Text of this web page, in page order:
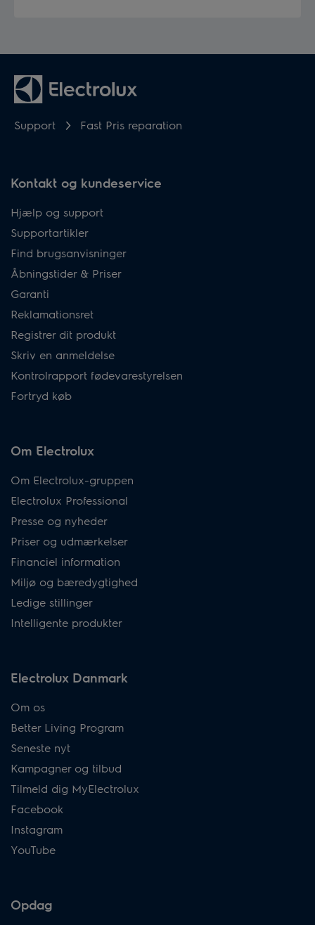
Support Fast Pris reparation
Kontakt og kundeservice
Hjælp og support
Supportartikler
Find brugsanvisninger
Åbningstider & Priser
Garanti
Reklamationsret
Registrer dit produkt
Skriv en anmeldelse
Kontrolrapport fødevarestyrelsen
Fortryd køb
Om Electrolux
Om Electrolux-gruppen
Electrolux Professional
Presse og nyheder
Priser og udmærkelser
Financiel information
Miljø og bæredygtighed
Ledige stillinger
Intelligente produkter
Electrolux Danmark
Om os
Better Living Program
Seneste nyt
Kampagner og tilbud
Tilmeld dig MyElectrolux
Facebook
Instagram
YouTube
Opdag